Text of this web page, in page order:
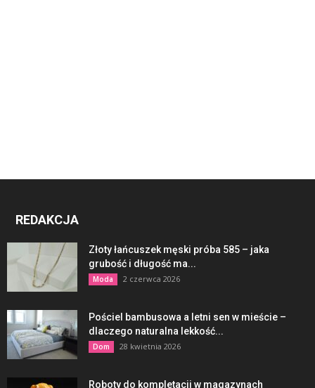
REDAKCJA
Złoty łańcuszek męski próba 585 – jaka
grubość i długość ma...
Moda 2 czerwca 2026
Pościel bambusowa a letni sen w mieście –
dlaczego naturalna lekkość...
Dom 28 kwietnia 2026
Roboty do kompletacji w magazynach